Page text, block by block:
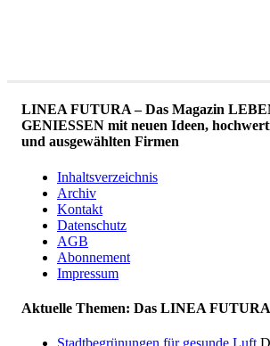
LINEA FUTURA – Das Magazin
GENIESSEN mit neuen Ideen,
und ausgewählten Firmen
Inhaltsverzeichnis
Archiv
Kontakt
Datenschutz
AGB
Abonnement
Impressum
Aktuelle Themen: Das LINEA
Stadtbegrünungen für gesunde Luft